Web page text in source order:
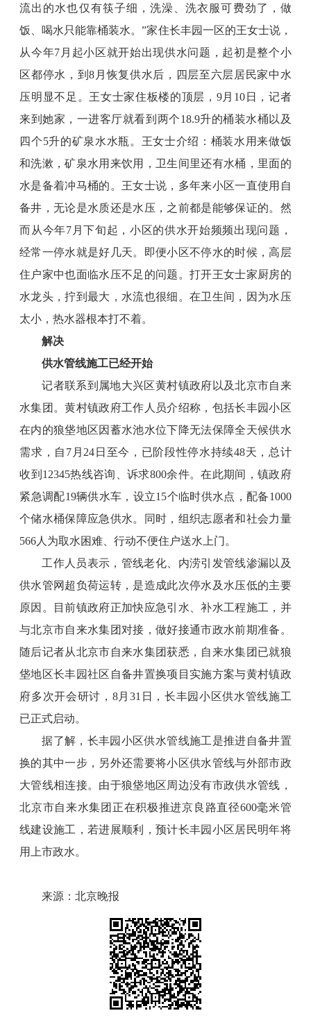
流出的水也仅有筷子细，洗澡、洗衣服可费劲了，做
饭、喝水只能靠桶装水。”家住长丰园一区的王女士说，
从今年7月起小区就开始出现供水问题，起初是整个小
区都停水，到8月恢复供水后，四层至六层居民家中水
压明显不足。王女士家住板楼的顶层，9月10日，记者
来到她家，一进客厅就看到两个18.9升的桶装水桶以及
四个5升的矿泉水水瓶。王女士介绍：桶装水用来做饭
和洗漱，矿泉水用来饮用，卫生间里还有水桶，里面的
水是备着冲马桶的。王女士说，多年来小区一直使用自
备井，无论是水质还是水压，之前都是能够保证的。然
而从今年7月下旬起，小区的供水开始频频出现问题，
经常一停水就是好几天。即便小区不停水的时候，高层
住户家中也面临水压不足的问题。打开王女士家厨房的
水龙头，拧到最大，水流也很细。在卫生间，因为水压
太小，热水器根本打不着。
解决
供水管线施工已经开始
记者联系到属地大兴区黄村镇政府以及北京市自来
水集团。黄村镇政府工作人员介绍称，包括长丰园小区
在内的狼垡地区因蓄水池水位下降无法保障全天候供水
需求，自7月24日至今，已阶段性停水持续48天，总计
收到12345热线咨询、诉求800余件。在此期间，镇政府
紧急调配19辆供水车，设立15个临时供水点，配备1000
个储水桶保障应急供水。同时，组织志愿者和社会力量
566人为取水困难、行动不便住户送水上门。
工作人员表示，管线老化、内涝引发管线渗漏以及
供水管网超负荷运转，是造成此次停水及水压低的主要
原因。目前镇政府正加快应急引水、补水工程施工，并
与北京市自来水集团对接，做好接通市政水前期准备。
随后记者从北京市自来水集团获悉，自来水集团已就狼
垡地区长丰园社区自备井置换项目实施方案与黄村镇政
府多次开会研讨，8月31日，长丰园小区供水管线施工
已正式启动。
据了解，长丰园小区供水管线施工是推进自备井置
换的其中一步，另外还需要将小区供水管线与外部市政
大管线相连接。由于狼垡地区周边没有市政供水管线，
北京市自来水集团正在积极推进京良路直径600毫米管
线建设施工，若进展顺利，预计长丰园小区居民明年将
用上市政水。
来源：北京晚报